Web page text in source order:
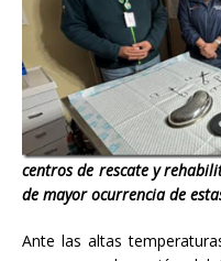
centros de rescate y
de mayor ocurrencia de
Ante las altas